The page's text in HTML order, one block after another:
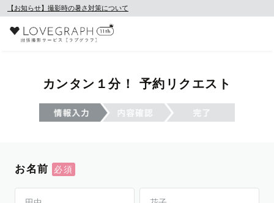
【お知らせ】撮影時の暑さ対策について
カンタン１分！ 予約リクエスト
お名前